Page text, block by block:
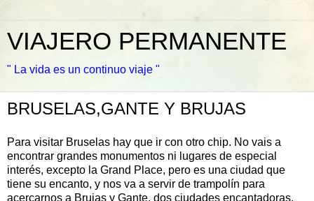
VIAJERO PERMANENTE
" La vida es un continuo viaje "
BRUSELAS,GANTE Y BRUJAS
Para visitar Bruselas hay que ir con otro chip. No vais a
encontrar grandes monumentos ni lugares de especial
interés, excepto la Grand Place, pero es una ciudad que
tiene su encanto, y nos va a servir de trampolín para
acercarnos a Brujas y Gante, dos ciudades encantadoras.